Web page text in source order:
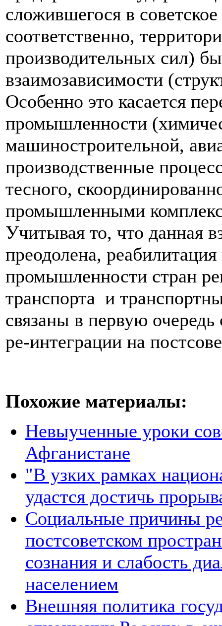
сложившегося в
соответственно,
производительных сил)
взаимозависимости
Особенно это касается
промышленности
машиностроительной,
производственные
тесного,
промышленными
Учитывая то, что данная
преодолена,
промышленности стран
транспорта и
связаны в первую
ре-интеграции на
Похожие материалы:
Невыученные уроки
Афганистане
"В узких рамках
удастся достичь
Социальные причины
постсоветском
сознания и слабость
населением
Внешняя политика